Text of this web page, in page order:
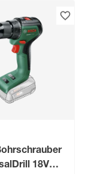
18V-